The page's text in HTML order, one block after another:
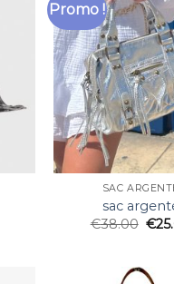
Promo !
SAC
sac
€38.00 €